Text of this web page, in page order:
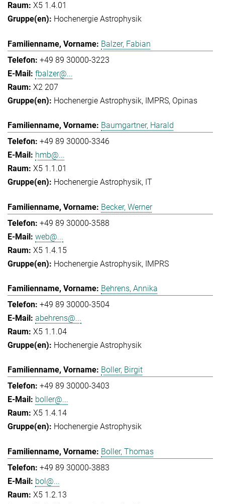
X5 1.4.01
Hochenergie Astrophysik
Balzer, Fabian
+49 89 30000-3223
fbalzer@...
X2 207
Hochenergie Astrophysik IMPRS Opinas
Baumgartner, Harald
+49 89 30000-3346
hmb@...
X5 1.1.01
Hochenergie Astrophysik IT
Becker, Werner
+49 89 30000-3588
web@...
X5 1.4.15
Hochenergie Astrophysik IMPRS
Behrens, Annika
+49 89 30000-3504
abehrens@...
X5 1.1.04
Hochenergie Astrophysik
Boller, Birgit
+49 89 30000-3403
boller@...
X5 1.4.14
Hochenergie Astrophysik
Boller, Thomas
+49 89 30000-3883
bol@...
X5 1.2.13